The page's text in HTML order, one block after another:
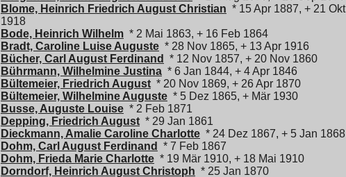
Blome, Heinrich Friedrich August Christian * 15 Apr 1887, + 21 Okt
1918
Bode, Heinrich Wilhelm * 2 Mai 1863, + 16 Feb 1864
Bradt, Caroline Luise Auguste * 28 Nov 1865, + 13 Apr 1916
Bücher, Carl August Ferdinand
* 12 Nov 1857, + 20 Nov 1860
Bührmann, Wilhelmine Justina * 6 Jan 1844, + 4 Apr 1846
Bültemeier, Friedrich August * 20 Nov 1869, + 26 Apr 1870
Bültemeier, Wilhelmine Auguste * 5 Dez 1865, + Mär 1930
Busse, Auguste Louise * 2 Feb 1871
Depping, Friedrich August * 29 Jan 1861
Dieckmann, Amalie Caroline Charlotte * 24 Dez 1867, + 5 Jan 1868
Dohm, Carl August Ferdinand
* 7 Feb 1867
Dohm, Frieda Marie Charlotte * 19 Mär 1910, + 18 Mai 1910
Dorndorf, Heinrich August Christoph * 25 Jan 1870